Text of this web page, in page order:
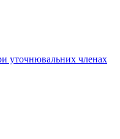
уточнювальних членах